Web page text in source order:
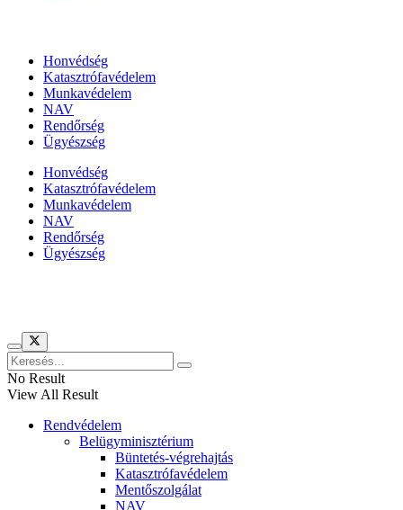
Honvédség
Katasztrófavédelem
Munkavédelem
NAV
Rendőrség
Ügyészség
Honvédség
Katasztrófavédelem
Munkavédelem
NAV
Rendőrség
Ügyészség
No Result
View All Result
Rendvédelem
Belügyminisztérium
Büntetés-végrehajtás
Katasztrófavédelem
Mentőszolgálat
NAV